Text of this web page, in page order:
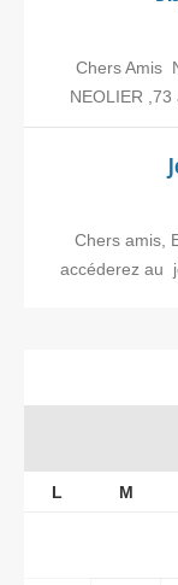
Chers Amis
NEOLIER
Chers amis,
accéderez au
L M